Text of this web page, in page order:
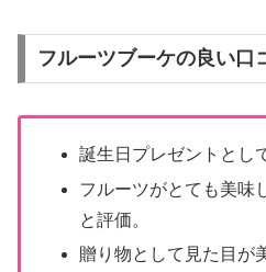
フルーツブーケの良い口
誕生日プレゼントとし
フルーツがとても美味
と評価。
贈り物として見た目が